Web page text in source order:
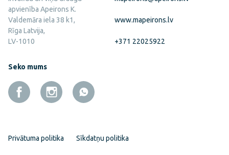
apvienība Apeirons K.
Valdemāra iela 38 k1,
Rīga Latvija,
LV-1010
www.mapeirons.lv
+371 22025922
Seko mums
Privātuma politika Sīkdatņu politika